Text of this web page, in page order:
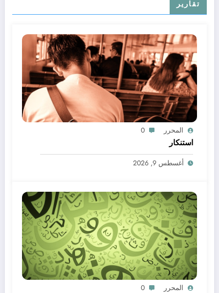
تقارير
المحرر 0
استنكار
أغسطس 9, 2026
المحرر 0